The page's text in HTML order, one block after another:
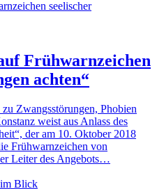
Frühwarnzeichen
achten“
Zwangsstörungen, Phobien
weist aus Anlass des
der am 10. Oktober 2018
Frühwarnzeichen von
Leiter des Angebots…